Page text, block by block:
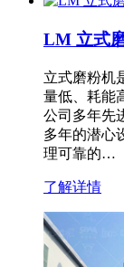
LM 立式
立式磨粉机
量低、耗能
公司多年先
多年的潜心
理可靠的…
了解详情